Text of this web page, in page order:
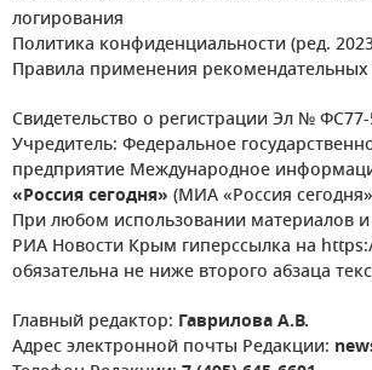
логирования
Политика конфиденциальности (ред.
Правила применения рекомендательных
Свидетельство о регистрации Эл № ФС77-
Учредитель: Федеральное
предприятие Международное
«Россия сегодня» (МИА «Россия
При любом использовании материалов и
РИА Новости Крым гиперссылка на
обязательна не ниже второго абзаца
Главный редактор: Гаврилова А.В.
Адрес электронной почты Редакции: